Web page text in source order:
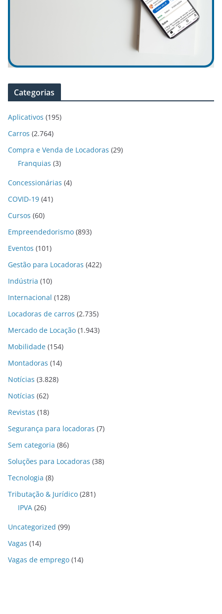
Categorias
Aplicativos (195)
Carros (2.764)
Compra e Venda de Locadoras (29)
Franquias (3)
Concessionárias (4)
COVID-19 (41)
Cursos (60)
Empreendedorismo (893)
Eventos (101)
Gestão para Locadoras (422)
Indústria (10)
Internacional (128)
Locadoras de carros (2.735)
Mercado de Locação (1.943)
Mobilidade (154)
Montadoras (14)
Notícias (3.828)
Notícias (62)
Revistas (18)
Segurança para locadoras (7)
Sem categoria (86)
Soluções para Locadoras (38)
Tecnologia (8)
Tributação & Jurídico (281)
IPVA (26)
Uncategorized (99)
Vagas (14)
Vagas de emprego (14)